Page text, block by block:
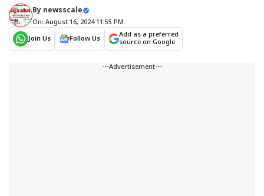
By newsscale
On: August 16, 2024 11:55 PM
Join Us
Follow Us
Add as a preferred
source on Google
---Advertisement---